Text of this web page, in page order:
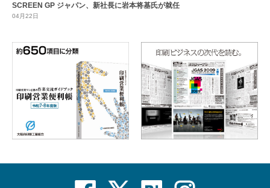
SCREEN GP ジャパン、新社長に岩本将基氏が就任
04月22日